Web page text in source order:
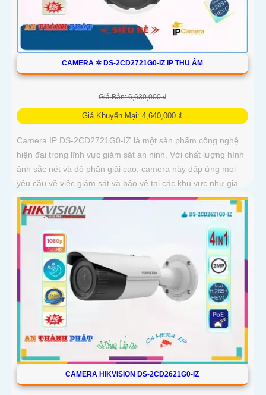
CAMERA ✲ DS-2CD2721G0-IZ IP THU ÂM
Giá Bán: 6,630,000 ₫
Giá Khuyến Mại: 4,640,000 ₫
Camera IP DS-2CD2721G0-IZ là một sản phẩm công nghệ
hiện đại trong lĩnh vực giám sát an ninh. Với chất lượng hình
ảnh sắc nét và độ phân giải cao, camera này đáp ứng mọi
yêu cầu về việc giám sát và bảo vệ tại các khu vực như gia
đình, văn phòng, cửa hàng và khách sạn
CAMERA HIKVISION DS-2CD2621G0-IZ